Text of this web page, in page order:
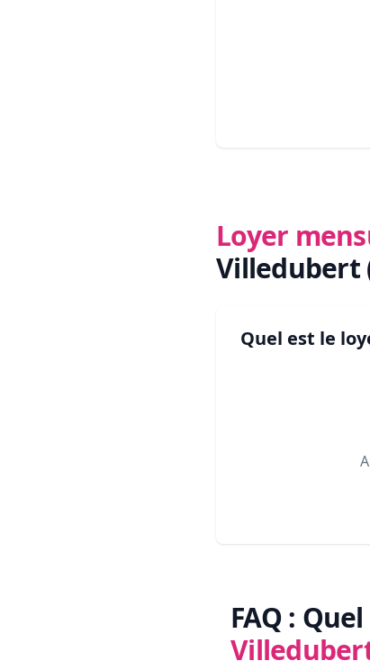
Loyer
Villedubert
Quel est le
FAQ :